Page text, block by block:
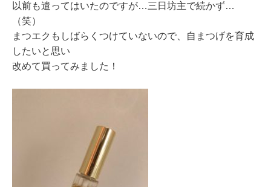
以前も遣ってはいたのですが…三日坊主で続かず…
（笑）
まつエクもしばらくつけていないので、自まつげを育成
したいと思い
改めて買ってみました！